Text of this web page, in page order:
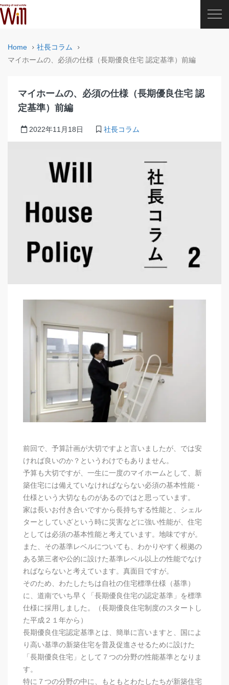
Home
社長コラム
マイホームの、必須の仕様（長期優良住宅 認定基準）前編
マイホームの、必須の仕様（長期優良住宅 認
定基準）前編
2022年11月18日 社長コラム
前回で、予算計画が大切ですよと言いましたが、では安
ければ良いのか？というわけでもありません。
予算も大切ですが、一生に一度のマイホームとして、新
築住宅には備えていなければならない必須の基本性能・
仕様という大切なものがあるのではと思っています。
家は長いお付き合いですから長持ちする性能と、シェル
ターとしていざという時に災害などに強い性能が、住宅
としては必須の基本性能と考えています。地味ですが。
また、その基準レベルについても、わかりやすく根拠の
ある第三者や公的に設けた基準レベル以上の性能でなけ
ればならないと考えています。真面目ですが。
そのため、わたしたちは自社の住宅標準仕様（基準）
に、道南でいち早く「長期優良住宅の認定基準」を標準
仕様に採用しました。（長期優良住宅制度のスタートし
た平成２１年から）
長期優良住宅認定基準とは、簡単に言いますと、国によ
り高い基準の新築住宅を普及促進させるために設けた
「長期優良住宅」として７つの分野の性能基準となりま
す。
特に７つの分野の中に、もともとわたしたちが新築住宅